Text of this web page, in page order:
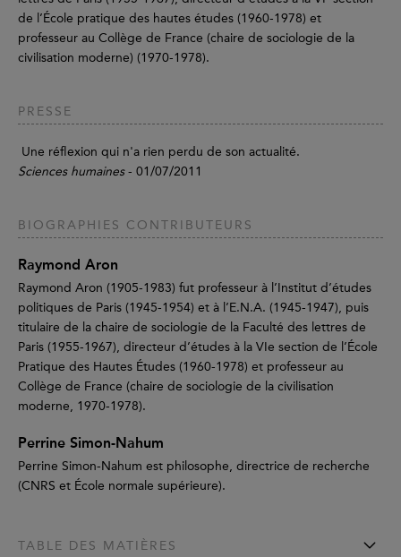
de l’École pratique des hautes études (1960-1978) et
professeur au Collège de France (chaire de sociologie de la
civilisation moderne) (1970-1978).
PRESSE
Une réflexion qui n'a rien perdu de son actualité.
Sciences humaines- 01/07/2011
BIOGRAPHIES CONTRIBUTEURS
Raymond Aron
Raymond Aron (1905-1983) fut professeur à l’Institut d’études
politiques de Paris (1945-1954) et à l’E.N.A. (1945-1947), puis
titulaire de la chaire de sociologie de la Faculté des lettres de
Paris (1955-1967), directeur d’études à la VIe section de l’École
Pratique des Hautes Études (1960-1978) et professeur au
Collège de France (chaire de sociologie de la civilisation
moderne, 1970-1978).
Perrine Simon-Nahum
Perrine Simon-Nahum est philosophe, directrice de recherche
(CNRS et École normale supérieure).
TABLE DES MATIÈRES